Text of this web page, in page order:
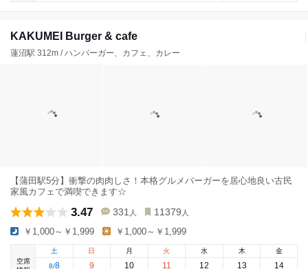
KAKUMEI Burger & cafe
蓮沼駅 312m / ハンバーガー、カフェ、カレー
【蒲田駅5分】衝撃の肉肉しさ！本格グルメバーガーを居心地良い古民
家風カフェで満喫できます☆
3.47 331 人 11379 人
￥1,000～￥1,999 ￥1,000～￥1,999
空席
土
8/8
日
9
月
10
火
11
水
12
木
13
金
14